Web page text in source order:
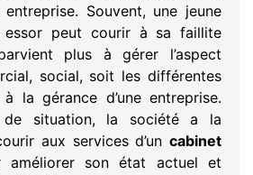
entreprise. Souvent, une jeune
essor peut courir à sa faillite
plus à gérer l’aspect
social, soit les différentes
la gérance d’une entreprise.
situation, la société a la
aux services d’un cabinet
améliorer son état actuel et